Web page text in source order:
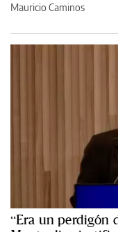
Mauricio Caminos
“Era un perdigón